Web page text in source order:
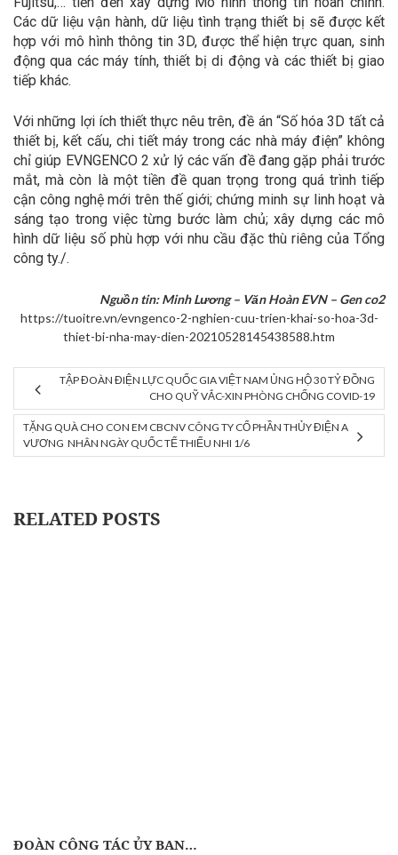
Các dữ liệu vận hành, dữ liệu tình trạng thiết bị sẽ được kết
hợp với mô hình thông tin 3D, được thể hiện trực quan, sinh
động qua các máy tính, thiết bị di động và các thiết bị giao
tiếp khác.
Với những lợi ích thiết thực nêu trên, đề án “Số hóa 3D tất cả
thiết bị, kết cấu, chi tiết máy trong các nhà máy điện” không
chỉ giúp EVNGENCO 2 xử lý các vấn đề đang gặp phải trước
mắt, mà còn là một tiền đề quan trọng trong quá trình tiếp
cận công nghệ mới trên thế giới; chứng minh sự linh hoạt và
sáng tạo trong việc từng bước làm chủ; xây dựng các mô
hình dữ liệu số phù hợp với nhu cầu đặc thù riêng của Tổng
công ty./.
Nguồn tin: Minh Lương – Văn Hoàn EVN – Gen co2
https://tuoitre.vn/evngenco-2-nghien-cuu-trien-khai-so-hoa-3d-
thiet-bi-nha-may-dien-20210528145438588.htm
TẬP ĐOÀN ĐIỆN LỰC QUỐC GIA VIỆT NAM ỦNG HỘ 30 TỶ ĐỒNG
CHO QUỸ VẮC-XIN PHÒNG CHỐNG COVID-19
TẶNG QUÀ CHO CON EM CBCNV CÔNG TY CỔ PHẦN THỦY ĐIỆN A
VƯƠNG NHÂN NGÀY QUỐC TẾ THIẾU NHI 1/6
RELATED POSTS
ĐOÀN CÔNG TÁC ỦY BAN…